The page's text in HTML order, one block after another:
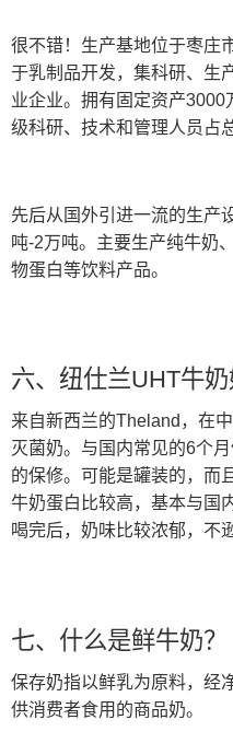
很不错！生产基地位于枣庄
于乳制品开发，集科研、生
业企业。拥有固定资产
级科研、技术和管理人员占
先后从国外引进一流的生产
吨-2万吨。主要生产纯牛奶
物蛋白等饮料产品。
六、纽仕兰UHT牛奶
来自新西兰的Theland，在
灭菌奶。与国内常见的6个
的保修。可能是罐装的，而
牛奶蛋白比较高，基本与国
喝完后，奶味比较浓郁，不
七、什么是鲜牛奶？
保存奶指以鲜乳为原料，经
供消费者食用的商品奶。